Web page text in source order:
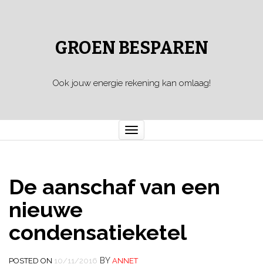
GROEN BESPAREN
Ook jouw energie rekening kan omlaag!
Toggle
navigation
De aanschaf van een
nieuwe
condensatieketel
POSTED ON 10/11/2016 BY ANNET